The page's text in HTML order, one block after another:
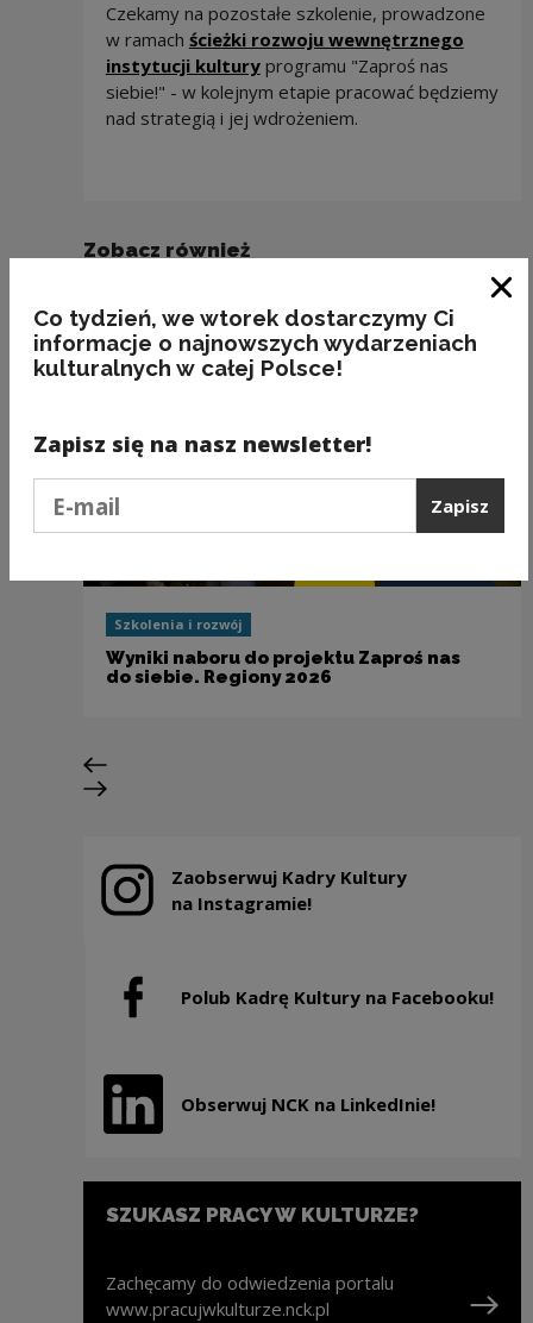
Czekamy na pozostałe szkolenie, prowadzone
w ramach ścieżki rozwoju wewnętrznego
instytucji kulturyprogramu "Zaproś nas
siebie!" - w kolejnym etapie pracować będziemy
nad strategią i jej wdrożeniem.
Zobacz również
Szkolenia i rozwój
Wyniki naboru do projektu Zaproś nas
do siebie. Regiony 2026
Poprzedni slajd
Następny slajd
Zaobserwuj Kadry Kultury
na Instagramie!
Uwaga, link zostanie otwarty w nowym oknie
Polub Kadrę Kultury na Facebooku!
Uwaga, link zostanie otwarty w nowym oknie
Obserwuj NCK na LinkedInie!
Uwaga, link zostanie otwarty w nowym oknie
SZUKASZ PRACY W KULTURZE?
Zachęcamy do odwiedzenia portalu
www.pracujwkulturze.nck.pl
Co tydzień, we wtorek dostarczymy Ci
informacje o najnowszych wydarzeniach
kulturalnych w całej Polsce!
Zapisz się na nasz newsletter!
Zapisz